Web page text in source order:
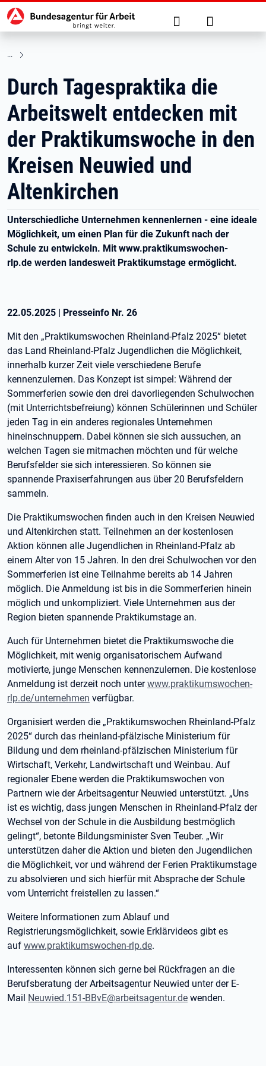
zu den Hauptinhalten springen
Hauptnavigation Suche Anmelden
Durch Tagespraktika die
Arbeitswelt entdecken mit
der Praktikumswoche in den
Kreisen Neuwied und
Altenkirchen
Unterschiedliche Unternehmen kennenlernen - eine ideale
Möglichkeit, um einen Plan für die Zukunft nach der
Schule zu entwickeln. Mit www.praktikumswochen-
rlp.de werden landesweit Praktikumstage ermöglicht.
22.05.2025 | Presseinfo Nr. 26
Mit den „Praktikumswochen Rheinland-Pfalz 2025“ bietet
das Land Rheinland-Pfalz Jugendlichen die Möglichkeit,
innerhalb kurzer Zeit viele verschiedene Berufe
kennenzulernen. Das Konzept ist simpel: Während der
Sommerferien sowie den drei davorliegenden Schulwochen
(mit Unterrichtsbefreiung) können Schülerinnen und Schüler
jeden Tag in ein anderes regionales Unternehmen
hineinschnuppern. Dabei können sie sich aussuchen, an
welchen Tagen sie mitmachen möchten und für welche
Berufsfelder sie sich interessieren. So können sie
spannende Praxiserfahrungen aus über 20 Berufsfeldern
sammeln.
Die Praktikumswochen finden auch in den Kreisen Neuwied
und Altenkirchen statt. Teilnehmen an der kostenlosen
Aktion können alle Jugendlichen in Rheinland-Pfalz ab
einem Alter von 15 Jahren. In den drei Schulwochen vor den
Sommerferien ist eine Teilnahme bereits ab 14 Jahren
möglich. Die Anmeldung ist bis in die Sommerferien hinein
möglich und unkompliziert. Viele Unternehmen aus der
Region bieten spannende Praktikumstage an.
Auch für Unternehmen bietet die Praktikumswoche die
Möglichkeit, mit wenig organisatorischem Aufwand
motivierte, junge Menschen kennenzulernen. Die kostenlose
Anmeldung ist derzeit noch unterwww.praktikumswochen-
rlp.de/unternehmen verfügbar.
Organisiert werden die „Praktikumswochen Rheinland-Pfalz
2025“ durch das rheinland-pfälzische Ministerium für
Bildung und dem rheinland-pfälzischen Ministerium für
Wirtschaft, Verkehr, Landwirtschaft und Weinbau. Auf
regionaler Ebene werden die Praktikumswochen von
Partnern wie der Arbeitsagentur Neuwied unterstützt. „Uns
ist es wichtig, dass jungen Menschen in Rheinland-Pfalz der
Wechsel von der Schule in die Ausbildung bestmöglich
gelingt“, betonte Bildungsminister Sven Teuber. „Wir
unterstützen daher die Aktion und bieten den Jugendlichen
die Möglichkeit, vor und während der Ferien Praktikumstage
zu absolvieren und sich hierfür mit Absprache der Schule
vom Unterricht freistellen zu lassen.“
Weitere Informationen zum Ablauf und
Registrierungsmöglichkeit, sowie Erklärvideos gibt es
auf www.praktikumswochen-rlp.de.
Interessenten können sich gerne bei Rückfragen an die
Berufsberatung der Arbeitsagentur Neuwied unter der E-
Mail Neuwied.151-BBvE@arbeitsagentur.de wenden.